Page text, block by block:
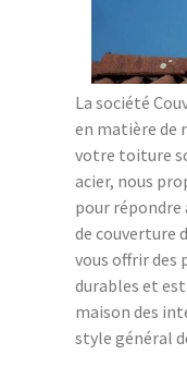
La société
en matière de
votre toiture
acier, nous
pour répondre
de couverture
vous offrir des
durables et
maison des
style général